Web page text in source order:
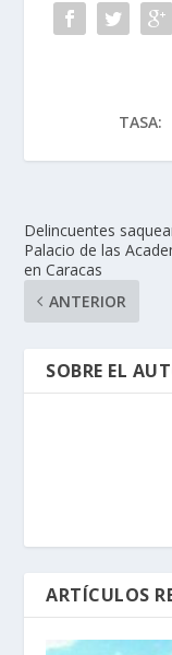
TASA:
Delincuentes
Palacio de las
en Caracas
ANTERIOR
SOBRE EL
ARTÍCULOS